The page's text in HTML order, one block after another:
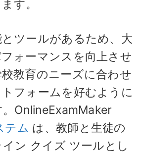
す。
ツールがあるため、大
ォーマンスを向上させ
教育のニーズに合わせ
フォームを好むように
OnlineExamMaker
テム は、教師と生徒の
ン クイズ ツールとし